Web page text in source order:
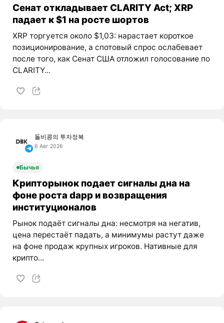
Сенат откладывает CLARITY Act; XRP
падает к $1 на росте шортов
XRP торгуется около $1,03: нарастает короткое
позиционирование, а спотовый спрос ослабевает
после того, как Сенат США отложил голосование по
CLARITY...
돌비콩의 투자정복
6 Авг 2026
Бычья
Крипторынок подает сигналы дна на
фоне роста dapp и возвращения
институционалов
Рынок подаёт сигналы дна: несмотря на негатив,
цена перестаёт падать, а минимумы растут даже
на фоне продаж крупных игроков. Нативные для
крипто...